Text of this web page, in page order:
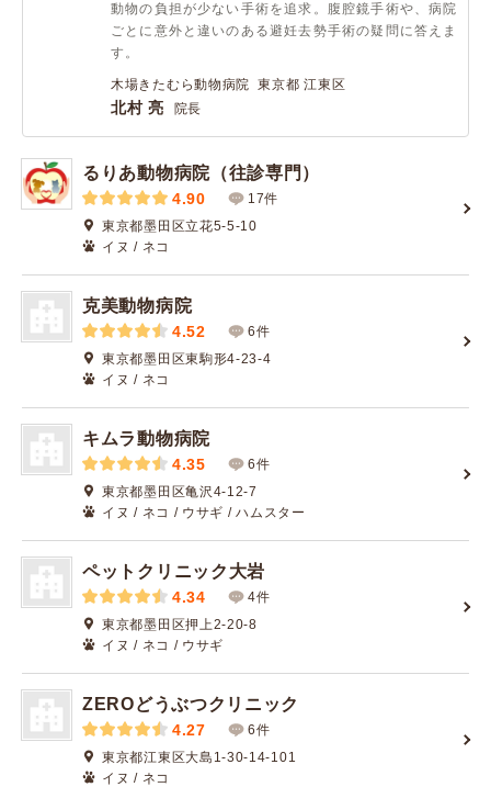
動物の負担が少ない手術を追求。腹腔鏡手術や、病院
ごとに意外と違いのある避妊去勢手術の疑問に答えま
す。
木場きたむら動物病院 東京都 江東区
北村 亮 院長
るりあ動物病院（往診専門）
4.90
17件
東京都墨田区立花5-5-10
イヌ / ネコ
克美動物病院
4.52
6件
東京都墨田区東駒形4-23-4
イヌ / ネコ
キムラ動物病院
4.35
6件
東京都墨田区亀沢4-12-7
イヌ / ネコ / ウサギ / ハムスター
ペットクリニック大岩
4.34
4件
東京都墨田区押上2-20-8
イヌ / ネコ / ウサギ
ZEROどうぶつクリニック
4.27
6件
東京都江東区大島1-30-14-101
イヌ / ネコ